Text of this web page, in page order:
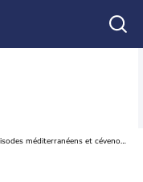
Pourquoi a-t-on autant d'épisodes méditerranéens et cévenols depuis février ?